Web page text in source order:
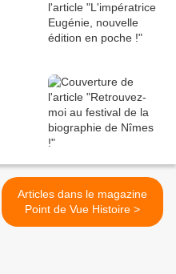
Articles dans le magazine
Point de Vue Histoire >